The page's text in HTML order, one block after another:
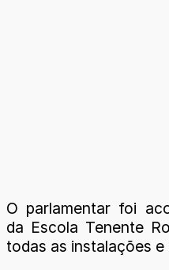
O parlamentar foi
da Escola Tenente
todas as instalações